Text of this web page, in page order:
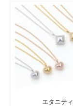
エタニティ